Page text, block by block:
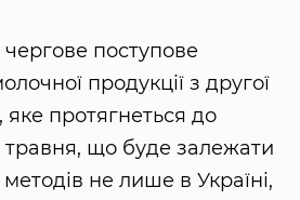
поступове
продукції з другої
яке протягнеться до
травня, що буде залежати
не лише в Україні,